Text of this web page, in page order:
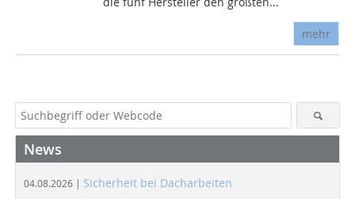
mehr
News
04.08.2026 | Sicherheit bei Dacharbeiten